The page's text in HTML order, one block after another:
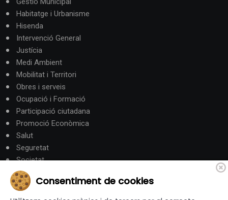
Habitatge i Urbanisme
Hisenda
Intervenció General
Justícia
Medi Ambient
Mobilitat i Territori
Obres i serveis
Ocupació i Formació
Participació ciutadana
Promoció Econòmica
Salut
Seguretat
Societat
Turisme
Consentiment de cookies